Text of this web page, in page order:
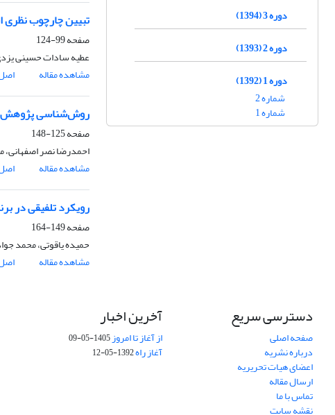
تبیین چارچوب
صفحه99-124
عطیه سادات حسینی
مشاهده مقاله
روش‌شناسی پژوهش‏
صفحه125-148
احمدرضا نصر اصفهانی،
مشاهده مقاله
رویکرد تلفیقی در
صفحه149-164
حمیده یاقوتی، محمد
مشاهده مقاله
دوره 3 (1394)
دوره 2 (1393)
دوره 1 (1392)
شماره 2
شماره 1
دسترسی سریع
صفحه اصلی
درباره نشریه
اعضای هیات تحریریه
ارسال مقاله
تماس با ما
نقشه سایت
آخرین اخبار
از آغاز تا امروز1405-05-09
آغاز راه1392-05-12